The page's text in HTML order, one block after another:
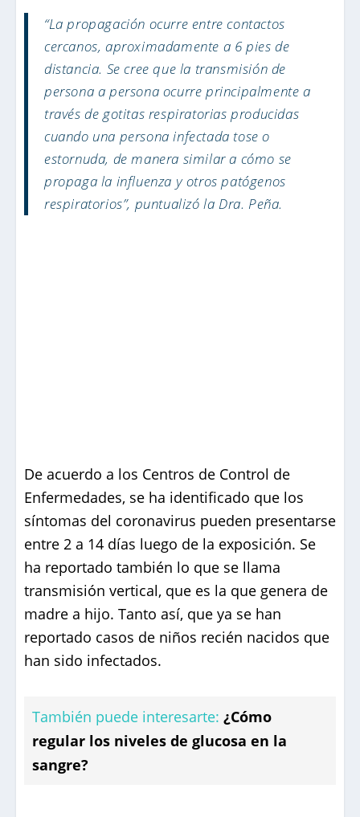
“La propagación ocurre entre contactos
cercanos, aproximadamente a 6 pies de
distancia. Se cree que la transmisión de
persona a persona ocurre principalmente a
través de gotitas respiratorias producidas
cuando una persona infectada tose o
estornuda, de manera similar a cómo se
propaga la influenza y otros patógenos
respiratorios”, puntualizó la Dra. Peña.
De acuerdo a los Centros de Control de
Enfermedades, se ha identificado que los
síntomas del coronavirus pueden presentarse
entre 2 a 14 días luego de la exposición. Se
ha reportado también lo que se llama
transmisión vertical, que es la que genera de
madre a hijo. Tanto así, que ya se han
reportado casos de niños recién nacidos que
han sido infectados.
También puede interesarte: ¿Cómo
regular los niveles de glucosa en la
sangre?